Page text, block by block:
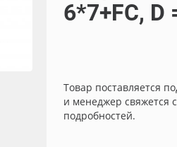
6*7+FC,
Товар поставляется
и менеджер свяжется
подробностей.